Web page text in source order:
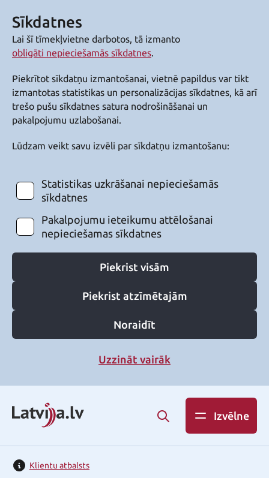
Sīkdatnes
Lai šī tīmekļvietne darbotos, tā izmanto
obligāti nepieciešamās sīkdatnes.
Piekrītot sīkdatņu izmantošanai, vietnē papildus var tikt
izmantotas statistikas un personalizācijas sīkdatnes, kā arī
trešo pušu sīkdatnes satura nodrošināšanai un
pakalpojumu uzlabošanai.
Lūdzam veikt savu izvēli par sīkdatņu izmantošanu:
Statistikas uzkrāšanai nepieciešamās
sīkdatnes
Pakalpojumu ieteikumu attēlošanai
nepieciešamas sīkdatnes
Piekrist visām
Piekrist atzīmētajām
Noraidīt
Uzzināt vairāk
Izvēlne
Klientu atbalsts